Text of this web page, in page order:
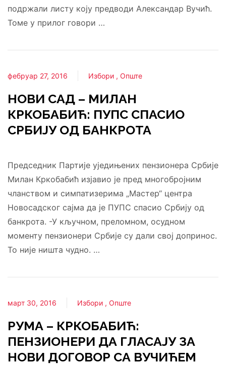
подржали листу коју предводи Александар Вучић.
Томе у прилог говори …
фебруар 27, 2016 Избори Опште
НОВИ САД – МИЛАН
КРКОБАБИЋ: ПУПС СПАСИО
СРБИЈУ ОД БАНКРОТА
Председник Партије уједињених пензионера Србије
Милан Кркобабић изјавио је пред многобројним
чланством и симпатизерима „Мастер“ центра
Новосадског сајма да је ПУПС спасио Србију од
банкрота. -У кључном, преломном, осудном
моменту пензионери Србије су дали свој допринос.
То није ништа чудно. …
март 30, 2016 Избори Опште
РУМА – КРКОБАБИЋ:
ПЕНЗИОНЕРИ ДА ГЛАСАЈУ ЗА
НОВИ ДОГОВОР СА ВУЧИЋЕМ